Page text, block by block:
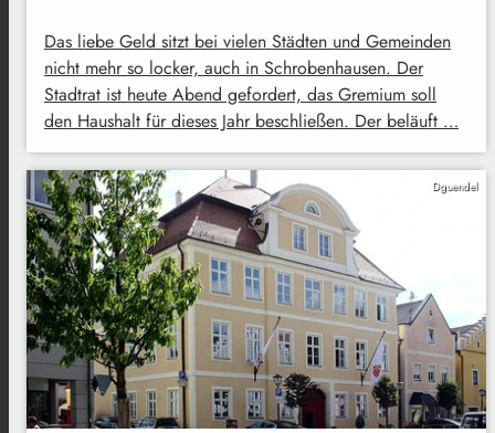
Das liebe Geld sitzt bei vielen Städten und Gemeinden
nicht mehr so locker, auch in Schrobenhausen. Der
Stadtrat ist heute Abend gefordert, das Gremium soll
den Haushalt für dieses Jahr beschließen. Der beläuft …
Dguendel